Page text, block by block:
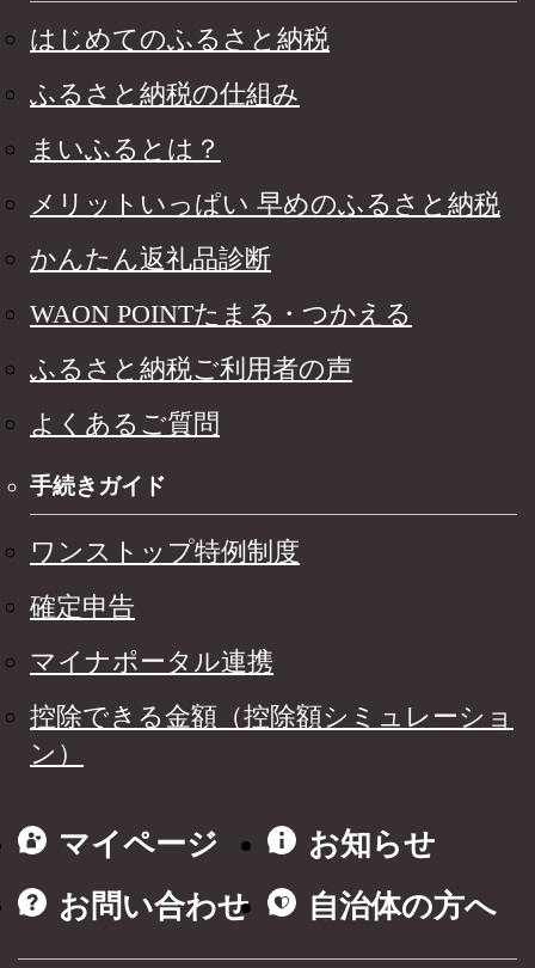
はじめてのふるさと納税
ふるさと納税の仕組み
まいふるとは？
メリットいっぱい 早めのふるさと納税
かんたん返礼品診断
WAON POINTたまる・つかえる
ふるさと納税ご利用者の声
よくあるご質問
手続きガイド
ワンストップ特例制度
確定申告
マイナポータル連携
控除できる金額（控除額シミュレーショ
ン）
マイページ
お知らせ
お問い合わせ
自治体の方へ